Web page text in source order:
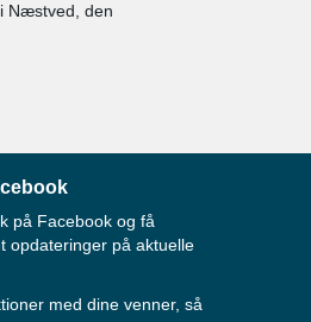
Næstved, den
på Facebook og få
opdateringer på aktuelle
med dine venner, så